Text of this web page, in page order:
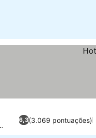
6,3(3.069 pontuações)